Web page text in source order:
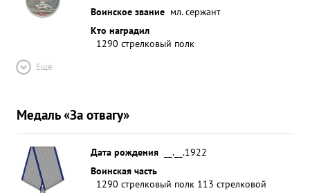
Воинское звание мл. сержант
Кто наградил
1290 стрелковый полк
Ещё
Медаль «За отвагу»
Дата рождения
__.__.1922
Воинская часть
1290 стрелковый полк 113 стрелковой